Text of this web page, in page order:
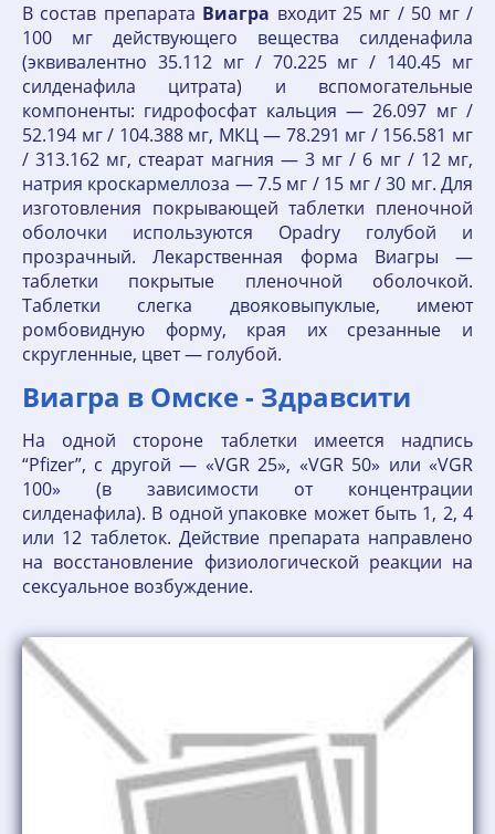
В состав препарата Виагра входит 25 мг / 50 мг /
100 мг действующего вещества силденафила
(эквивалентно 35.112 мг / 70.225 мг / 140.45 мг
силденафила цитрата) и вспомогательные
компоненты: гидрофосфат кальция — 26.097 мг /
52.194 мг / 104.388 мг, МКЦ — 78.291 мг / 156.581 мг
/ 313.162 мг, стеарат магния — 3 мг / 6 мг / 12 мг,
натрия кроскармеллоза — 7.5 мг / 15 мг / 30 мг. Для
изготовления покрывающей таблетки пленочной
оболочки используются Opadry голубой и
прозрачный. Лекарственная форма Виагры —
таблетки покрытые пленочной оболочкой.
Таблетки слегка двояковыпуклые, имеют
ромбовидную форму, края их срезанные и
скругленные, цвет — голубой.
Виагра в Омске - Здравсити
На одной стороне таблетки имеется надпись
“Pfizer”, с другой — «VGR 25», «VGR 50» или «VGR
100» (в зависимости от концентрации
силденафила). В одной упаковке может быть 1, 2, 4
или 12 таблеток. Действие препарата направлено
на восстановление физиологической реакции на
сексуальное возбуждение.